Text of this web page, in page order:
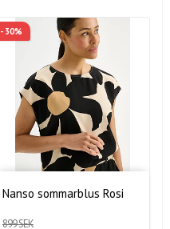
- 30%
Nanso sommarblus Rosi
899 SEK